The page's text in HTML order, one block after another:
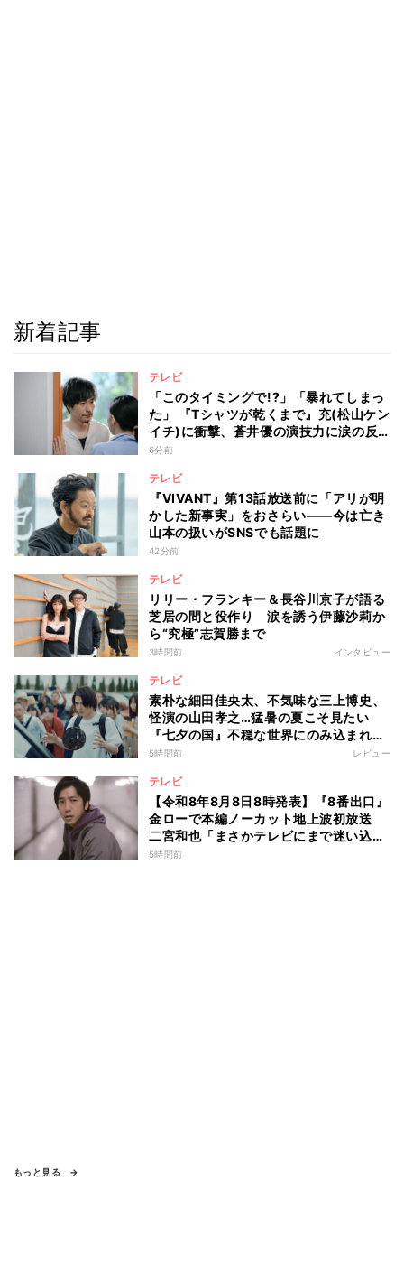
新着記事
テレビ
「このタイミングで!?」「暴れてしまっ
た」 『Tシャツが乾くまで』充(松山ケン
イチ)に衝撃、蒼井優の演技力に涙の反
響も
6分前
テレビ
『VIVANT』第13話放送前に「アリが明
かした新事実」をおさらい――今は亡き
山本の扱いがSNSでも話題に
42分前
テレビ
リリー・フランキー＆長谷川京子が語る
芝居の間と役作り 涙を誘う伊藤沙莉か
ら“究極”志賀勝まで
3時間前 インタビュー
テレビ
素朴な細田佳央太、不気味な三上博史、
怪演の山田孝之…猛暑の夏こそ見たい
『七夕の国』不穏な世界にのみ込まれる
超常ミステリー
5時間前 レビュー
テレビ
【令和8年8月8日8時発表】『8番出口』
金ローで本編ノーカット地上波初放送
二宮和也「まさかテレビにまで迷い込ん
でしまうとは」
5時間前
もっと見る